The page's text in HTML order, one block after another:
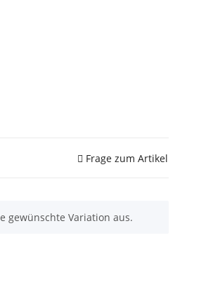
Frage zum Artikel
gewünschte Variation aus.